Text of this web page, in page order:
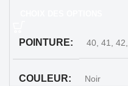
POINTURE 40 41 42
COULEUR Noir